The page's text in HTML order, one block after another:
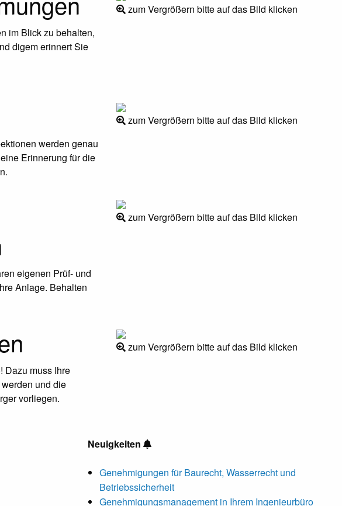
im Blick zu behalten,
digem erinnert Sie
zum Vergrößern bitte auf das Bild klicken
werden genau
Erinnerung für die
zum Vergrößern bitte auf das Bild klicken
eigenen Prüf- und
Anlage. Behalten
zum Vergrößern bitte auf das Bild klicken
Dazu muss Ihre
und die
vorliegen.
zum Vergrößern bitte auf das Bild klicken
Neuigkeiten
Genehmigungen für Baurecht, Wasserrecht und
Betriebssicherheit
Genehmigungsmanagement in Ihrem Ingenieurbüro